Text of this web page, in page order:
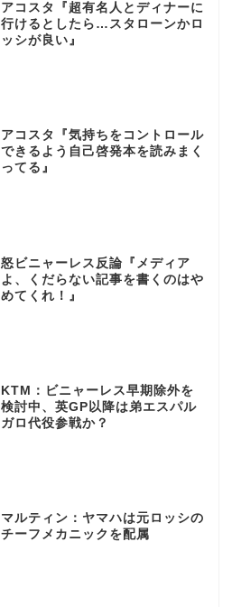
アコスタ『超有名人とディナーに
行けるとしたら…スタローンかロ
ッシが良い』
アコスタ『気持ちをコントロール
できるよう自己啓発本を読みまく
ってる』
怒ビニャーレス反論『メディア
よ、くだらない記事を書くのはや
めてくれ！』
KTM：ビニャーレス早期除外を
検討中、英GP以降は弟エスパル
ガロ代役参戦か？
マルティン：ヤマハは元ロッシの
チーフメカニックを配属